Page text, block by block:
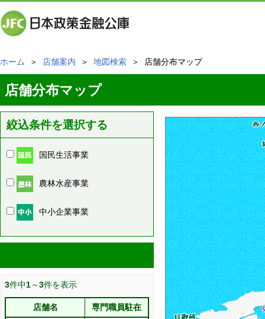
ホーム ＞ 店舗案内 ＞ 地図検索 ＞ 店舗分布マップ
店舗分布マップ
絞込条件を選択する
国民生活事業
農林水産事業
中小企業事業
3件中1～3件を表示
店舗名 専門職員駐在